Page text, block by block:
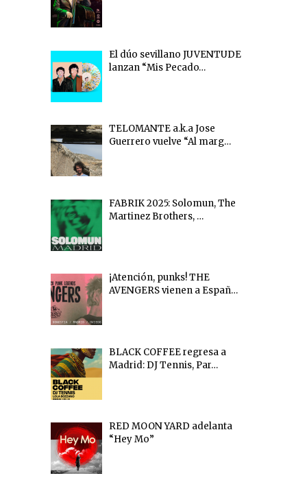
El dúo sevillano JUVENTUDE
lanzan “Mis Pecado…
TELOMANTE a.k.a Jose
Guerrero vuelve “Al marg…
FABRIK 2025: Solomun, The
Martinez Brothers, …
¡Atención, punks! THE
AVENGERS vienen a Españ…
BLACK COFFEE regresa a
Madrid: DJ Tennis, Par…
RED MOON YARD adelanta
“Hey Mo”